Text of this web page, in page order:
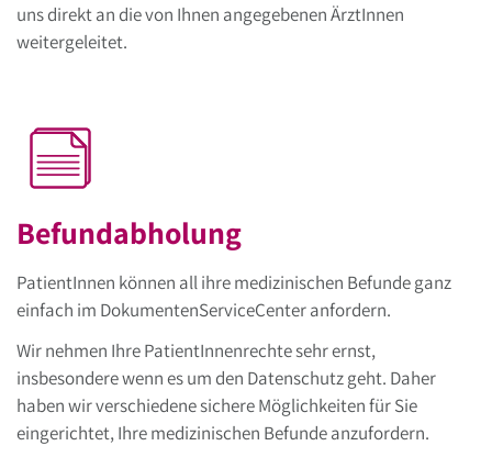
uns direkt an die von Ihnen angegebenen ÄrztInnen
weitergeleitet.
Befundabholung
PatientInnen können all ihre medizinischen Befunde ganz
einfach im DokumentenServiceCenter anfordern.
Wir nehmen Ihre PatientInnenrechte sehr ernst,
insbesondere wenn es um den Datenschutz geht. Daher
haben wir verschiedene sichere Möglichkeiten für Sie
eingerichtet, Ihre medizinischen Befunde anzufordern.